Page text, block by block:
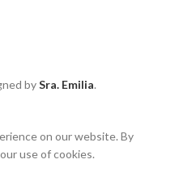
bySra. Emilia.
on our website. By
use of cookies.